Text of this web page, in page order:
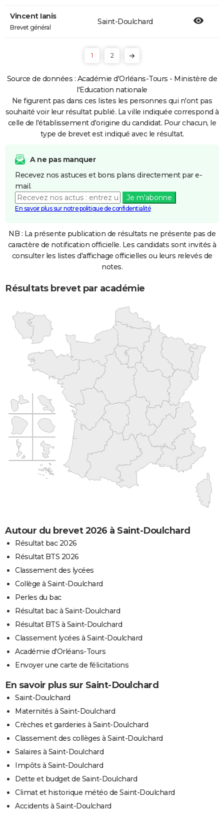
Vincent Ianis
Brevet général
Saint-Doulchard
1 2
Source de données : Académie d'Orléans-Tours - Ministère de
l'Education nationale
Ne figurent pas dans ces listes les personnes qui n'ont pas
souhaité voir leur résultat publié. La ville indiquée correspond à
celle de l'établissement d'origine du candidat. Pour chacun, le
type de brevet est indiqué avec le résultat.
A ne pas manquer
Recevez nos astuces et bons plans directement par e-
mail.
Je m'abonne
En savoir plus sur notre politique de confidentialité
NB : La présente publication de résultats ne présente pas de
caractère de notification officielle. Les candidats sont invités à
consulter les listes d'affichage officielles ou leurs relevés de
notes.
Résultats brevet par académie
Autour du brevet 2026 à Saint-Doulchard
Résultat bac 2026
Résultat BTS 2026
Classement des lycées
Collège à Saint-Doulchard
Perles du bac
Résultat bac à Saint-Doulchard
Résultat BTS à Saint-Doulchard
Classement lycées à Saint-Doulchard
Académie d'Orléans-Tours
Envoyer une carte de félicitations
En savoir plus sur Saint-Doulchard
Saint-Doulchard
Maternités à Saint-Doulchard
Crèches et garderies à Saint-Doulchard
Classement des collèges à Saint-Doulchard
Salaires à Saint-Doulchard
Impôts à Saint-Doulchard
Dette et budget de Saint-Doulchard
Climat et historique météo de Saint-Doulchard
Accidents à Saint-Doulchard